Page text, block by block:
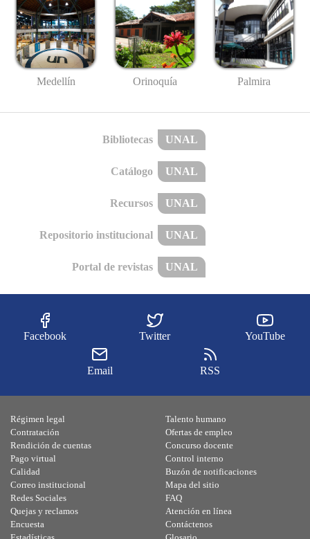
Medellín Orinoquía Palmira
Bibliotecas UNAL
Catálogo UNAL
Recursos UNAL
Repositorio institucional UNAL
Portal de revistas UNAL
Facebook Twitter YouTube
Email RSS
Régimen legal
Contratación
Rendición de cuentas
Pago virtual
Calidad
Talento humano
Ofertas de empleo
Concurso docente
Control interno
Buzón de notificaciones
Correo institucional
Redes Sociales
Quejas y reclamos
Encuesta
Mapa del sitio
FAQ
Atención en línea
Contáctenos